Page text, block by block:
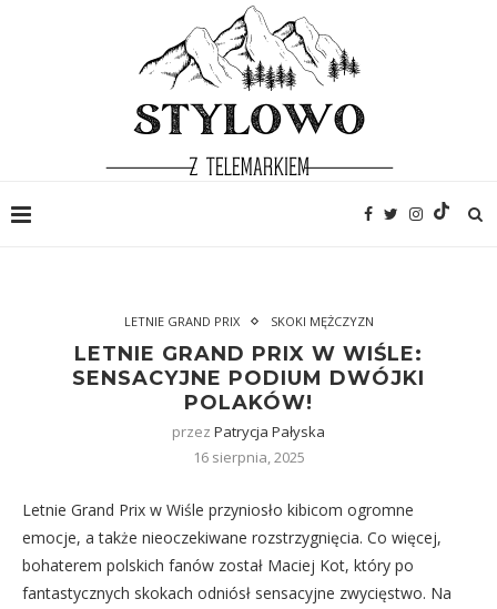
LETNIE GRAND PRIX SKOKI MĘŻCZYZN
LETNIE GRAND PRIX W WIŚLE:
SENSACYJNE PODIUM DWÓJKI
POLAKÓW!
przez Patrycja Pałyska
16 sierpnia, 2025
Letnie Grand Prix w Wiśle przyniosło kibicom ogromne
emocje, a także nieoczekiwane rozstrzygnięcia. Co więcej,
bohaterem polskich fanów został Maciej Kot, który po
fantastycznych skokach odniósł sensacyjne zwycięstwo. Na